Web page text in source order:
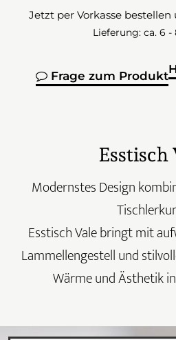
Jetzt per Vorkasse bestellen
Lieferung: ca. 6 -
Frage zum Produkt
Esstisch
Modernstes Design
Esstisch Vale bringt mit
Lammellengestell und
Wärme und Ästhetik